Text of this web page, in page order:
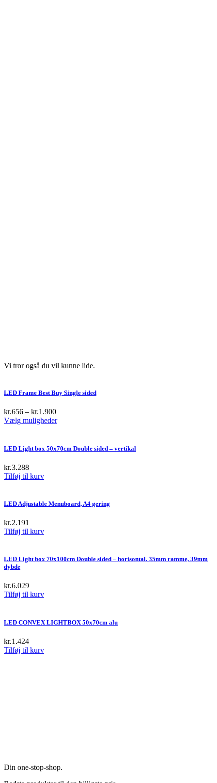
Vi tror også du vil kunne lide.
LED Frame Best Buy Single sided
kr.656 – kr.1.900
Vælg mulighederThis
multiple
on
LED Light box 50x70cm Double sided – vertikal
kr.3.288
Tilføj til kurv
LED Adjustable Menuboard, A4 gering
kr.2.191
Tilføj til kurv
LED Light box 70x100cm Double sided – horisontal. 35mm ramme, 39mm
dybde
kr.6.029
Tilføj til kurv
LED CONVEX LIGHTBOX 50x70cm alu
kr.1.424
Tilføj til kurv
Din one-stop-shop.